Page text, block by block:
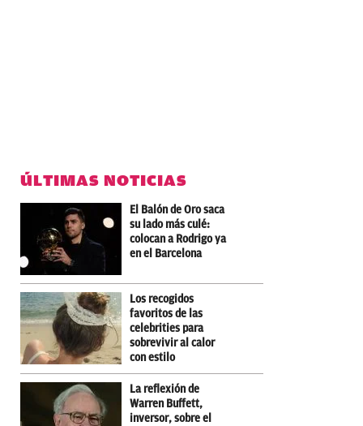
ÚLTIMAS NOTICIAS
El Balón de Oro saca
su lado más culé:
colocan a Rodrigo ya
en el Barcelona
Los recogidos
favoritos de las
celebrities para
sobrevivir al calor
con estilo
La reflexión de
Warren Buffett,
inversor, sobre el